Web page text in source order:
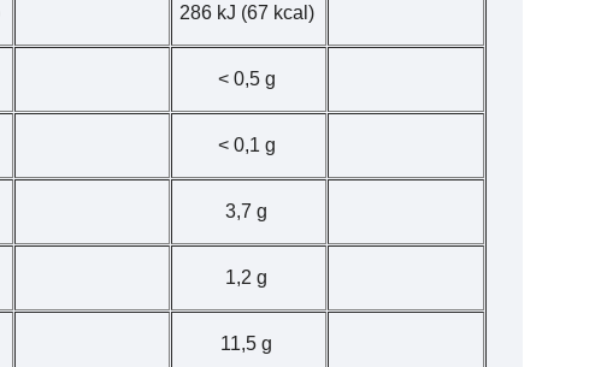
286 kJ (67 kcal)
< 0,5 g
< 0,1 g
3,7 g
1,2 g
11,5 g